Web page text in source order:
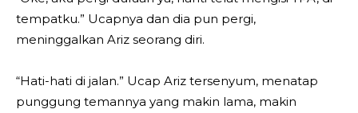
tempatku.” Ucapnya dan dia pun pergi,
meninggalkan Ariz seorang diri.
“Hati-hati di jalan.” Ucap Ariz tersenyum, menatap
punggung temannya yang makin lama, makin